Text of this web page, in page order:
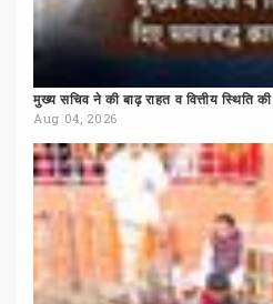
मुख्य सचिव ने की बाढ़ राहत व वित्तीय स्थिति की
Aug 04, 2026